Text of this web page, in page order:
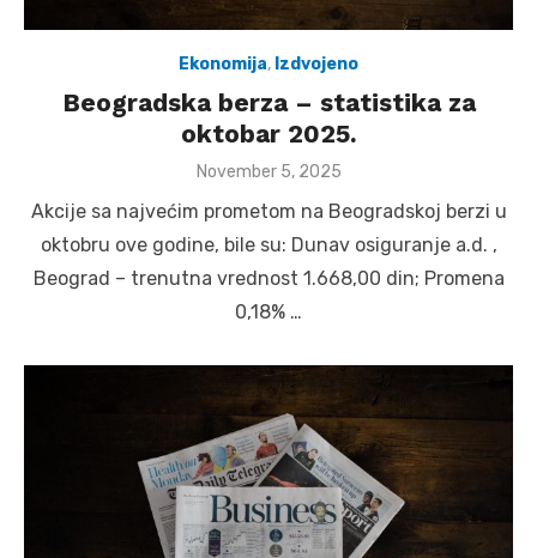
Ekonomija, Izdvojeno
Beogradska berza – statistika za
oktobar 2025.
Posted
November 5, 2025
Akcije sa najvećim prometom na Beogradskoj berzi u
oktobru ove godine, bile su: Dunav osiguranje a.d. ,
Beograd – trenutna vrednost 1.668,00 din; Promena
0,18% …